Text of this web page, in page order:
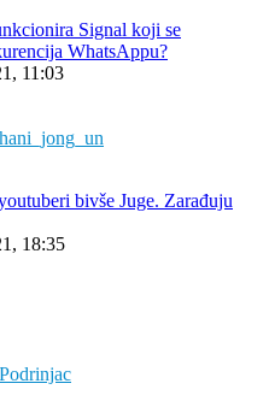
Signal koji se
WhatsAppu?
11:03
hani_jong_un
bivše Juge. Zarađuju
18:35
Podrinjac